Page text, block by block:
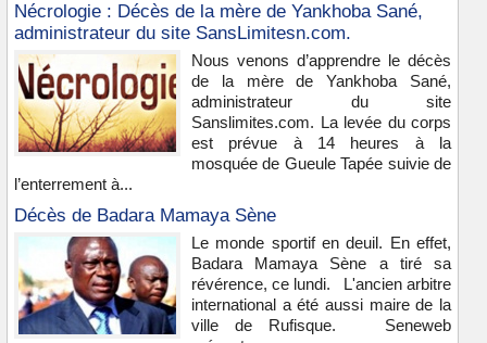
Nécrologie : Décès de la mère de Yankhoba Sané,
administrateur du site SansLimitesn.com.
Nous venons d’apprendre le décès
de la mère de Yankhoba Sané,
administrateur du site
Sanslimites.com. La levée du corps
est prévue à 14 heures à la
mosquée de Gueule Tapée suivie de
l’enterrement à...
Décès de Badara Mamaya Sène
Le monde sportif en deuil. En effet,
Badara Mamaya Sène a tiré sa
révérence, ce lundi. L'ancien arbitre
international a été aussi maire de la
ville de Rufisque. Seneweb